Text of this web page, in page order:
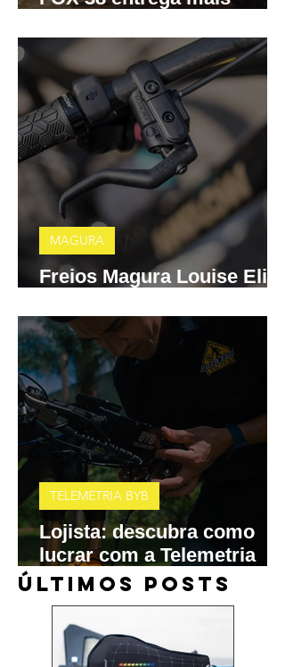
controle total
Freios Magura Louise Elite
MAGURA
Lojista: descubra como
lucrar com a Telemetria
BYB
TELEMETRIA BYB
​ÚLTIMOS POSTS